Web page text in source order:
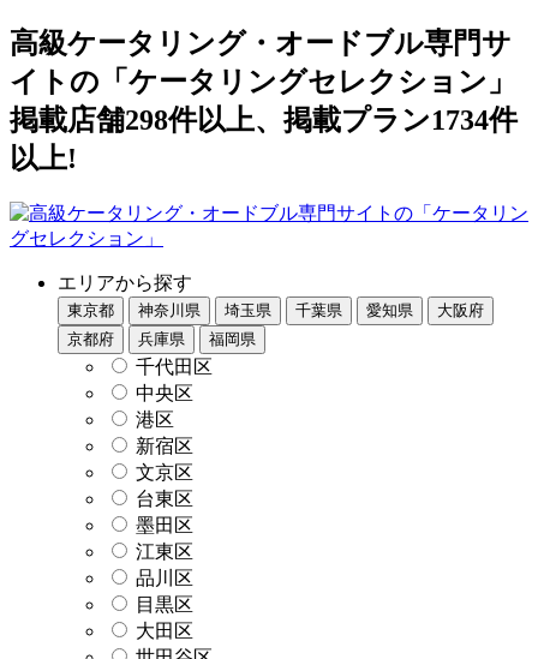
高級ケータリング・オードブル専門サ
イトの「ケータリングセレクション」
掲載店舗298件以上、掲載プラン1734件
以上!
エリアから探す
東京都 神奈川県 埼玉県 千葉県 愛知県
大阪府
京都府
兵庫県 福岡県
千代田区
中央区
港区
新宿区
文京区
台東区
墨田区
江東区
品川区
目黒区
大田区